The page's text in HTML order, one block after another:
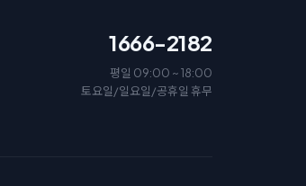
1666-2182
평일 09:00 ~ 18:00
토요일/일요일/공휴일 휴무